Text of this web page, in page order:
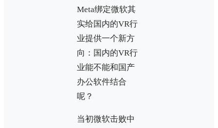
Meta绑定微软其
实给国内的VR行
业提供一个新方
向：国内的VR行
业能不能和国产
办公软件结合
呢？
当初微软击败中